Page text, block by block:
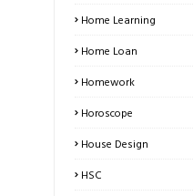
Home Learning
Home Loan
Homework
Horoscope
House Design
HSC